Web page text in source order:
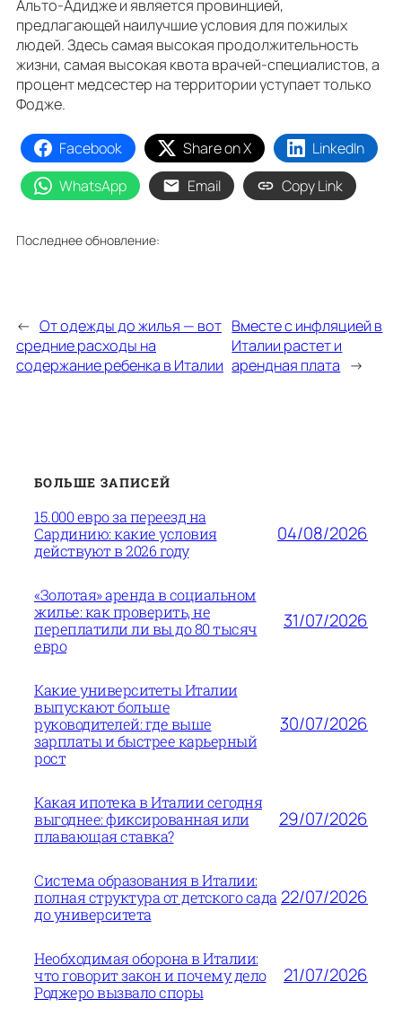
Альто-Адидже и является провинцией,
предлагающей наилучшие условия для пожилых
людей. Здесь самая высокая продолжительность
жизни, самая высокая квота врачей-специалистов, а
процент медсестер на территории уступает только
Фодже.
Facebook Share on X
LinkedIn
WhatsApp
Email Copy Link
Последнее обновление:
← От одежды до жилья — вот
средние расходы на
содержание ребенка в Италии
Вместе с инфляцией в
Италии растет и
арендная плата →
БОЛЬШЕ ЗАПИСЕЙ
15.000 евро за переезд на
Сардинию: какие условия
действуют в 2026 году
04/08/2026
«Золотая» аренда в социальном
жилье: как проверить, не
переплатили ли вы до 80 тысяч
евро
31/07/2026
Какие университеты Италии
выпускают больше
руководителей: где выше
зарплаты и быстрее карьерный
рост
30/07/2026
Какая ипотека в Италии сегодня
выгоднее: фиксированная или
плавающая ставка?
29/07/2026
Система образования в Италии:
полная структура от детского сада
до университета
22/07/2026
Необходимая оборона в Италии:
что говорит закон и почему дело
Роджеро вызвало споры
21/07/2026